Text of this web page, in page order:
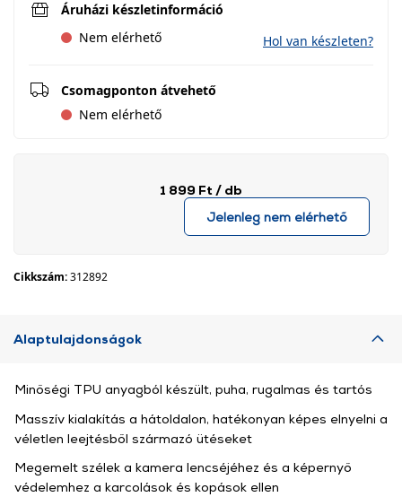
Áruházi készletinformáció
Nem elérhető
Hol van készleten?
Csomagponton átvehető
Nem elérhető
1 899 Ft / db
Jelenleg nem elérhető
Cikkszám:312892
Alaptulajdonságok
Minőségi TPU anyagból készült, puha, rugalmas és tartós
Masszív kialakítás a hátoldalon, hatékonyan képes elnyelni a
véletlen leejtésből származó ütéseket
Megemelt szélek a kamera lencséjéhez és a képernyő
védelemhez a karcolások és kopások ellen